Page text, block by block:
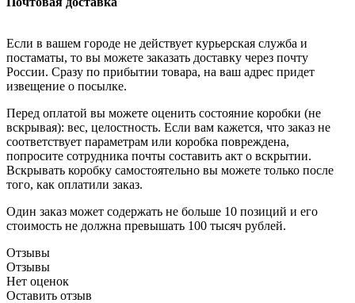
Если в вашем городе не действует курьерская служба и
постаматы, то вы можете заказать доставку через почту
России. Сразу по прибытии товара, на ваш адрес придет
извещение о посылке.
Перед оплатой вы можете оценить состояние коробки (не
вскрывая): вес, целостность. Если вам кажется, что заказ не
соответствует параметрам или коробка повреждена,
попросите сотрудника почты составить акт о вскрытии.
Вскрывать коробку самостоятельно вы можете только после
того, как оплатили заказ.
Один заказ может содержать не больше 10 позиций и его
стоимость не должна превышать 100 тысяч рублей.
Отзывы
Отзывы
Нет оценок
Оставить отзыв